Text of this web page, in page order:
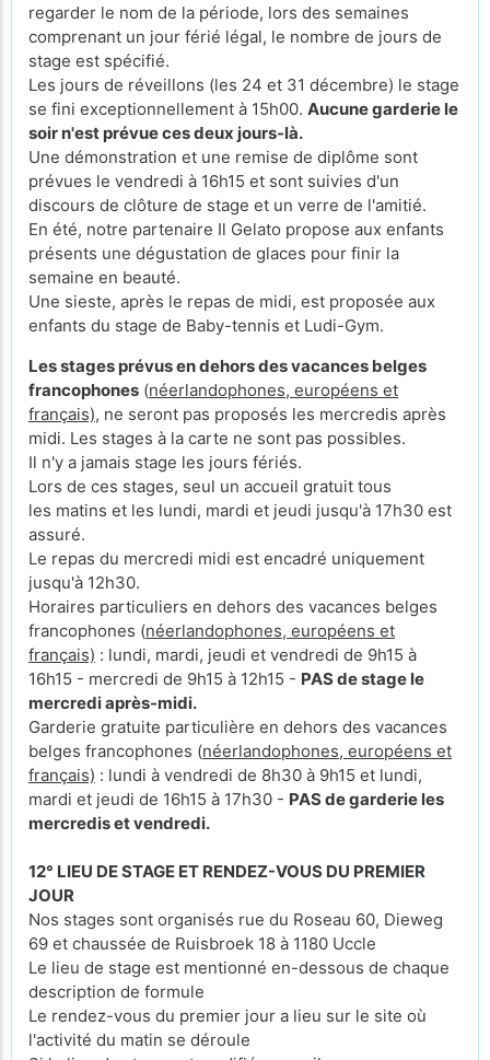
regarder le nom de la période, lors des semaines
comprenant un jour férié légal, le nombre de jours de
stage est spécifié.
Les jours de réveillons (les 24 et 31 décembre) le stage
se fini exceptionnellement à 15h00. Aucune garderie le
soir n'est prévue ces deux jours-là.
Une démonstration et une remise de diplôme sont
prévues le vendredi à 16h15 et sont suivies d'un
discours de clôture de stage et un verre de l'amitié.
En été, notre partenaire Il Gelato propose aux enfants
présents une dégustation de glaces pour finir la
semaine en beauté.
Une sieste, après le repas de midi, est proposée aux
enfants du stage de Baby-tennis et Ludi-Gym.
Les stages prévus en dehors des vacances belges
francophones (néerlandophones, européens et
français), ne seront pas proposés les mercredis après
midi. Les stages à la carte ne sont pas possibles.
Il n'y a jamais stage les jours fériés.
Lors de ces stages, seul un accueil gratuit tous
les matins et les lundi, mardi et jeudi jusqu'à 17h30 est
assuré.
Le repas du mercredi midi est encadré uniquement
jusqu'à 12h30.
Horaires particuliers en dehors des vacances belges
francophones (néerlandophones, européens et
français) : lundi, mardi, jeudi et vendredi de 9h15 à
16h15 - mercredi de 9h15 à 12h15 - PAS de stage le
mercredi après-midi.
Garderie gratuite particulière en dehors des vacances
belges francophones (néerlandophones, européens et
français) : lundi à vendredi de 8h30 à 9h15 et lundi,
mardi et jeudi de 16h15 à 17h30 - PAS de garderie les
mercredis et vendredi.
12° LIEU DE STAGE ET RENDEZ-VOUS DU PREMIER
JOUR
Nos stages sont organisés rue du Roseau 60, Dieweg
69 et chaussée de Ruisbroek 18 à 1180 Uccle
Le lieu de stage est mentionné en-dessous de chaque
description de formule
Le rendez-vous du premier jour a lieu sur le site où
l'activité du matin se déroule